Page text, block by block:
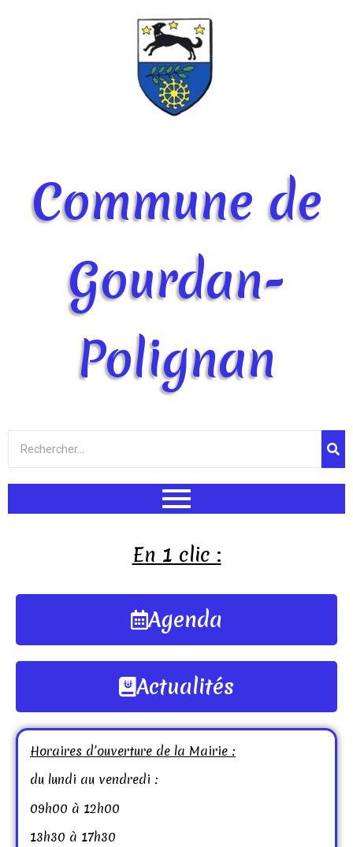
Commune de
Gourdan-
Polignan
En 1 clic :
Agenda
Actualités
Horaires d’ouverture de la Mairie :
du lundi au vendredi :
09h00 à 12h00
13h30 à 17h30